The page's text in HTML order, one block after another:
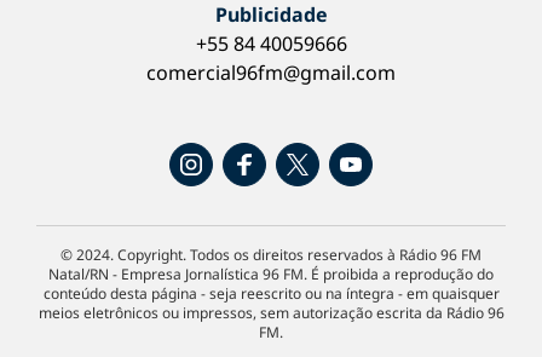
Publicidade
+55 84 40059666
comercial96fm@gmail.com
© 2024. Copyright. Todos os direitos reservados à Rádio 96 FM
Natal/RN - Empresa Jornalística 96 FM. É proibida a reprodução do
conteúdo desta página - seja reescrito ou na íntegra - em quaisquer
meios eletrônicos ou impressos, sem autorização escrita da Rádio 96
FM.